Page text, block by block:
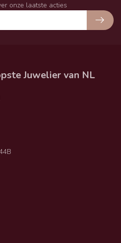
onze laatste acties
Juwelier van NL